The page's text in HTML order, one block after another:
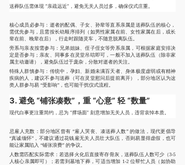
送葬队伍需体现 “亲疏远近”，避免无关人员过多，确保仪式庄重。
核心成员必参与：逝者的配偶、子女、孙辈等直系亲属是送葬队伍的核心，
需优先参与，且需按长幼顺序排列（如男性家属在前、女性家属在后，或长
辈在前、晚辈在后），行走时跟随灵车，不随意脱离队伍。
旁系与亲友按需参与：兄弟姐妹、侄子侄女等旁系亲属，可根据家庭安排决
定是否参与；亲友、同事多在灵堂吊唁即可，一般不加入送葬队伍（除非家
属主动邀请），避免队伍过于庞杂，分散对逝者的关注。
特殊人群慎参与：传统中，孕妇、新婚未满百天者、身体极度虚弱或有精神
疾病的人，建议不参与送葬（可在灵堂慰问后提前离开），部分地区认为这
类人群参与易 “受影响”，也可能干扰仪式流程。
3. 避免 “铺张凑数”，重 “心意” 轻 “数量”
现代白事更注重简约，忌为 “撑场面” 刻意增加无关人员，违背哀悼本质。
忌雇人充数：部分地区曾有 “雇人哭丧、凑送葬人数” 的做法，现代更倡导
“真诚缅怀”，不建议通过花钱雇无关人员壮大队伍，否则易显得虚假，也可
能让家属陷入 “铺张浪费” 的争议。
人数需匹配实际需求：若选择火化后直接寄存骨灰，送葬队伍人数可少（3-5
人核心亲属即可）；若需到墓地下葬，可适当增加 1-2 位帮忙人员（如协助